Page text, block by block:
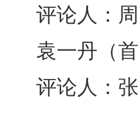
评论人：
袁一丹（
评论人：